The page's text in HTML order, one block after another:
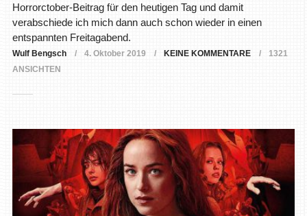
Horrorctober-Beitrag für den heutigen Tag und damit
verabschiede ich mich dann auch schon wieder in einen
entspannten Freitagabend.
Wulf Bengsch 4. Oktober 2019 KEINE KOMMENTARE
1321
ANSICHTEN